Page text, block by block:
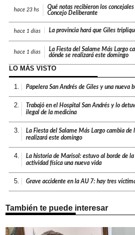
hace 23 hs
Qué notas recibieron los
Concejo Deliberante
hace 1 días La provincia hará que Giles
hace 1 días
La Fiesta del Salame Más Largo
dónde se realizará este domingo
LO MÁS VISTO
1. Papelera San Andrés de Giles y una nueva
2.
Trabajó en el Hospital San Andrés y lo
ilegal de la medicina
3.
La Fiesta del Salame Más Largo cambia de
realizará este domingo
4.
La historia de Marisol: estuvo al borde de
actividad física una nueva vida
5. Grave accidente en la AU 7: hay tres
También te puede interesar